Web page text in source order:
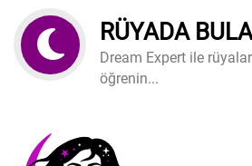
RÜYADA
Dream Expert ile
öğrenin...